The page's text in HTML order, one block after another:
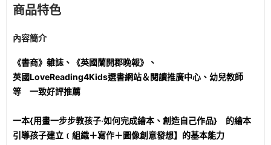
商品特色
內容簡介
《書商》雜誌、《英國蘭開郡晚報》、
英國LoveReading4Kids選書網站＆閱讀推廣中心、幼兒教師
等 一致好評推薦
一本{用畫一步步教孩子‧如何完成繪本、創造自己作品} 的繪本
引導孩子建立﹝組織＋寫作＋圖像創意發想】的基本能力